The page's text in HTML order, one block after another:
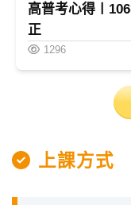
高普考心得〡
正
1296
上課方式